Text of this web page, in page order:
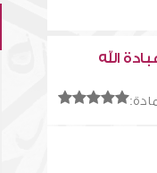
الله